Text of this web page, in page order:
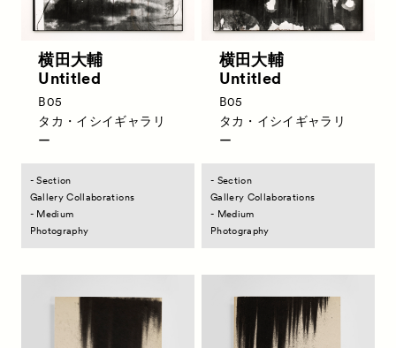
横田大輔
Untitled
B05
タカ・イシイギャラリ
ー
- Section
Gallery Collaborations
- Medium
Photography
横田大輔
Untitled
B05
タカ・イシイギャラリ
ー
- Section
Gallery Collaborations
- Medium
Photography